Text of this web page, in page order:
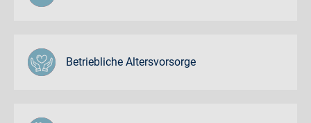
Betriebliche Altersvorsorge